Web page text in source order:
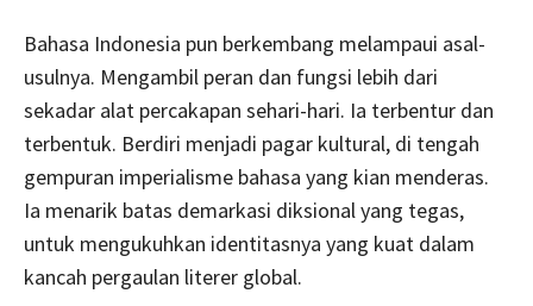
Bahasa Indonesia pun berkembang melampaui asal-
usulnya. Mengambil peran dan fungsi lebih dari
sekadar alat percakapan sehari-hari. Ia terbentur dan
terbentuk. Berdiri menjadi pagar kultural, di tengah
gempuran imperialisme bahasa yang kian menderas.
Ia menarik batas demarkasi diksional yang tegas,
untuk mengukuhkan identitasnya yang kuat dalam
kancah pergaulan literer global.